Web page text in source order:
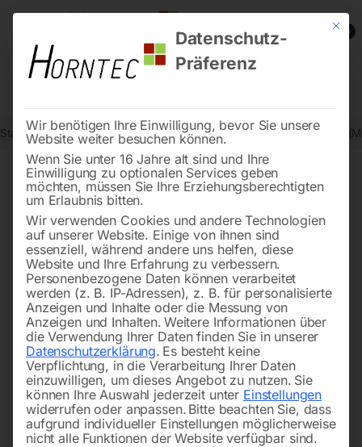
0
Start Schweisstechnologie Schweißzubehör und Verschleißteile
Mit
Datenschutz-
Präferenz
Wir benötigen Ihre Einwilligung, bevor Sie unsere
Website weiter besuchen können.
Wenn Sie unter 16 Jahre alt sind und Ihre
Einwilligung zu optionalen Services geben
möchten, müssen Sie Ihre Erziehungsberechtigten
um Erlaubnis bitten.
Wir verwenden Cookies und andere Technologien
auf unserer Website. Einige von ihnen sind
essenziell, während andere uns helfen, diese
Website und Ihre Erfahrung zu verbessern.
Personenbezogene Daten können verarbeitet
werden (z. B. IP-Adressen), z. B. für personalisierte
Anzeigen und Inhalte oder die Messung von
Anzeigen und Inhalten. Weitere Informationen über
die Verwendung Ihrer Daten finden Sie in unserer
Datenschutzerklärung. Es besteht keine
Verpflichtung, in die Verarbeitung Ihrer Daten
einzuwilligen, um dieses Angebot zu nutzen. Sie
können Ihre Auswahl jederzeit unter Einstellungen
widerrufen oder anpassen. Bitte beachten Sie, dass
aufgrund individueller Einstellungen möglicherweise
nicht alle Funktionen der Website verfügbar sind.